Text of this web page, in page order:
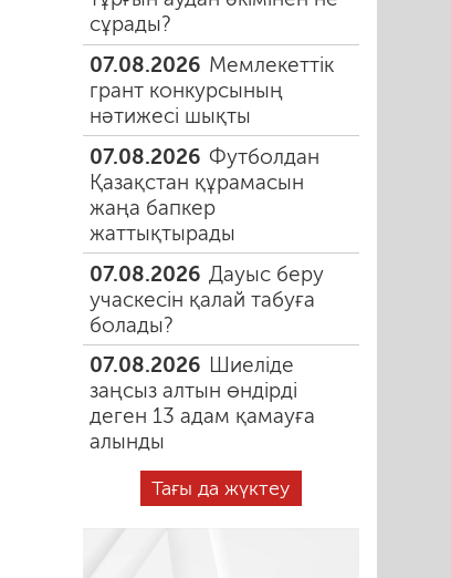
сұрады?
07.08.2026 Мемлекеттік
грант конкурсының
нәтижесі шықты
07.08.2026 Футболдан
Қазақстан құрамасын
жаңа бапкер
жаттықтырады
07.08.2026 Дауыс беру
учаскесін қалай табуға
болады?
07.08.2026 Шиеліде
заңсыз алтын өндірді
деген 13 адам қамауға
алынды
Тағы да жүктеу